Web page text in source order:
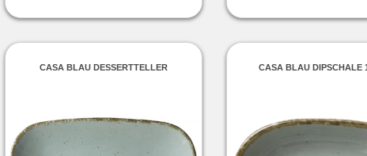
CASA BLAU DESSERTTELLER CASA BLAU DIPSCHALE